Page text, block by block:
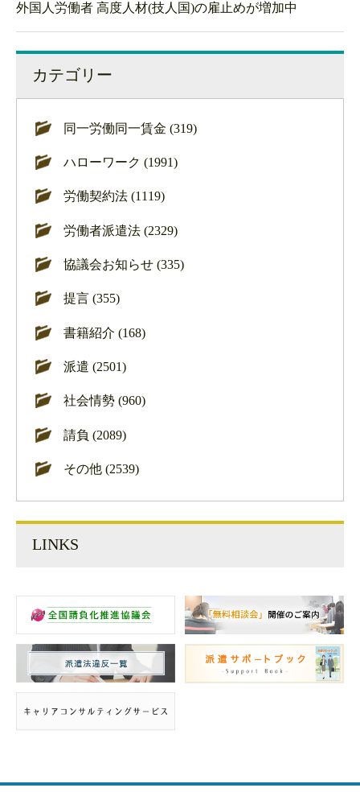
外国人労働者 高度人材(技人国)の雇止めが増加中
カテゴリー
同一労働同一賃金 (319)
ハローワーク (1991)
労働契約法 (1119)
労働者派遣法 (2329)
協議会お知らせ (335)
提言 (355)
書籍紹介 (168)
派遣 (2501)
社会情勢 (960)
請負 (2089)
その他 (2539)
LINKS